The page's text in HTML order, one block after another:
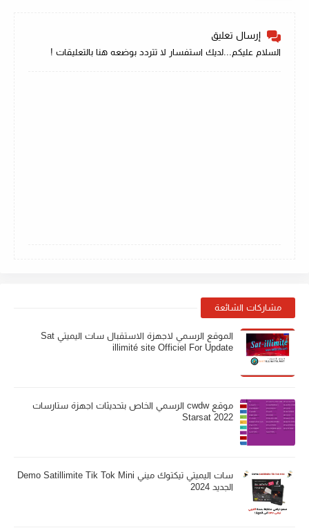
إرسال تعليق
السلام عليكم...لديك استفسار لا تتردد بوضعه هنا بالتعليقات !
مشاركات الشائعة
الموقع الرسمي لاجهزة الاستقبال سات اليميتي Sat
illimité site Officiel For Update
موقع cwdw الرسمي الخاص بتحديثات اجهزة ستارسات
Starsat 2022
سات اليميتي تيكتوك ميني Demo Satillimite Tik Tok Mini
الجديد 2024